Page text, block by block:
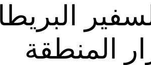
المنطقة